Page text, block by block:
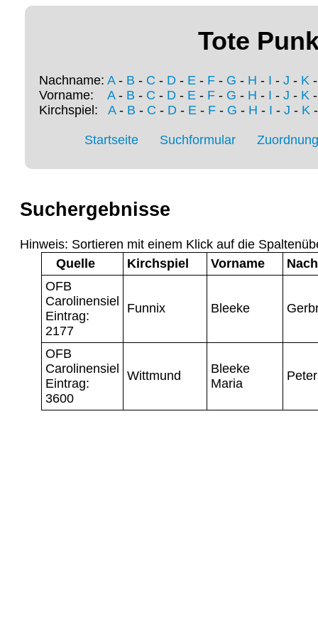
Tote
Nachname: A- B - C - D - E - F - G - H - I - J - K
Vorname: A- B - C - D - E - F - G - H - I - J - K
Kirchspiel: A- B - C - D- E- F- G - H - I - J - K
Startseite Suchformular
Suchergebnisse
Hinweis: Sortieren mit einem Klick auf die
Quelle
Kirchspiel Vorname
OFB
Carolinensiel
Eintrag:
2177
Funnix Bleeke
OFB
Carolinensiel
Eintrag:
3600
Wittmund
Bleeke
Maria